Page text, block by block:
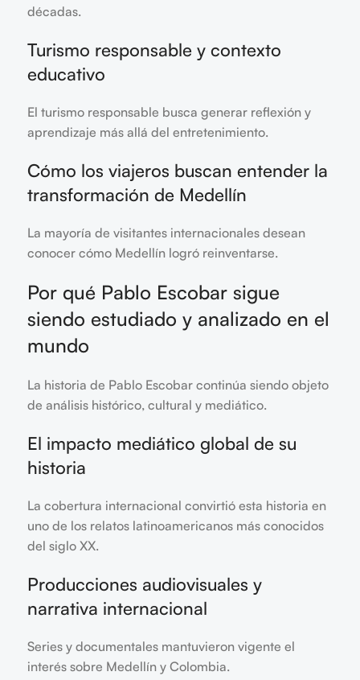
décadas.
Turismo responsable y contexto
educativo
El turismo responsable busca generar reflexión y
aprendizaje más allá del entretenimiento.
Cómo los viajeros buscan entender la
transformación de Medellín
La mayoría de visitantes internacionales desean
conocer cómo Medellín logró reinventarse.
Por qué Pablo Escobar sigue
siendo estudiado y analizado en el
mundo
La historia de Pablo Escobar continúa siendo objeto
de análisis histórico, cultural y mediático.
El impacto mediático global de su
historia
La cobertura internacional convirtió esta historia en
uno de los relatos latinoamericanos más conocidos
del siglo XX.
Producciones audiovisuales y
narrativa internacional
Series y documentales mantuvieron vigente el
interés sobre Medellín y Colombia.